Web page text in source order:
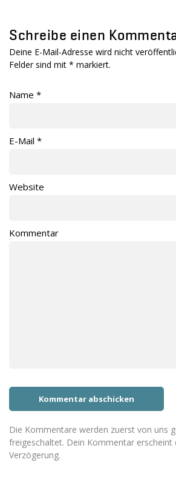
Schreibe einen
Deine E-Mail-Adresse wird nicht
Felder sind mit * markiert.
Name *
E-Mail *
Website
Kommentar
Die Kommentare werden zuerst von uns
freigeschaltet. Dein Kommentar erscheint
Verzögerung.